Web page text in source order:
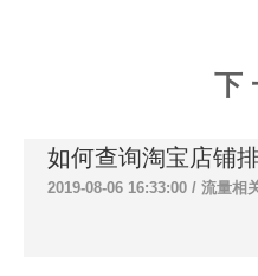
下
如何查询淘宝店铺
2019-08-06 16:33:00 / 流量相